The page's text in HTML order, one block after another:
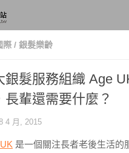
際 / 銀髮樂齡
銀髮服務組織 Age
長輩還需要什麼？
4 月, 2015
是一個關注長者老後生活的